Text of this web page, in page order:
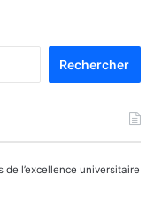
de l’excellence universitaire